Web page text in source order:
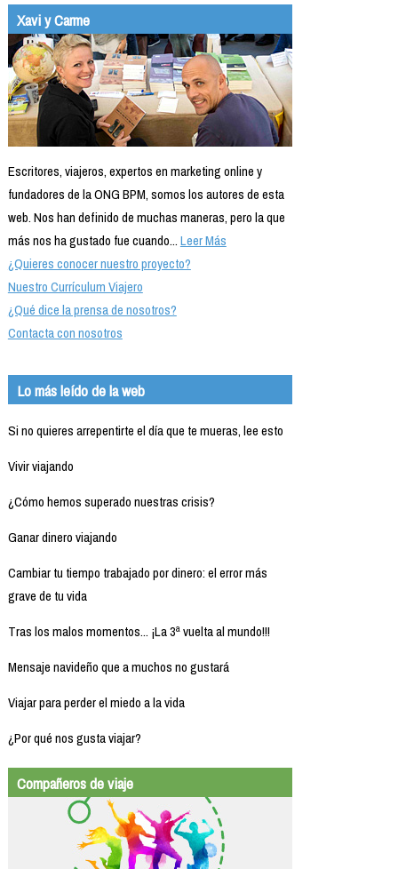
Xavi y Carme
Escritores, viajeros, expertos en marketing online y
fundadores de la ONG BPM, somos los autores de esta
web. Nos han definido de muchas maneras, pero la que
más nos ha gustado fue cuando...Leer Más
¿Quieres conocer nuestro proyecto?
Nuestro Currículum Viajero
¿Qué dice la prensa de nosotros?
Contacta con nosotros
Lo más leído de la web
Si no quieres arrepentirte el día que te mueras, lee esto
Vivir viajando
¿Cómo hemos superado nuestras crisis?
Ganar dinero viajando
Cambiar tu tiempo trabajado por dinero: el error más
grave de tu vida
Tras los malos momentos... ¡La 3ª vuelta al mundo!!!
Mensaje navideño que a muchos no gustará
Viajar para perder el miedo a la vida
¿Por qué nos gusta viajar?
Compañeros de viaje